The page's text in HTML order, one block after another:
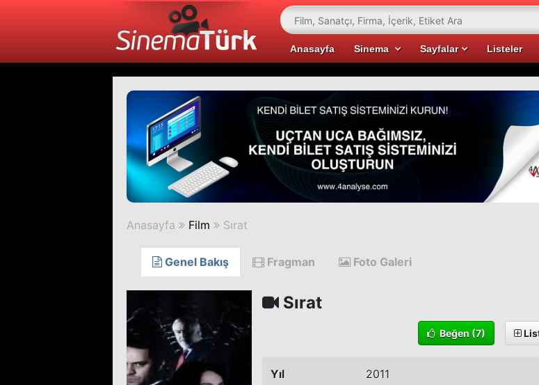
Anasayfa Sinema Sayfalar Listeler
Anasayfa Film Sırat
Genel Bakış Fragman Foto Galeri
Sırat
Beğen (7)
Yıl 2011